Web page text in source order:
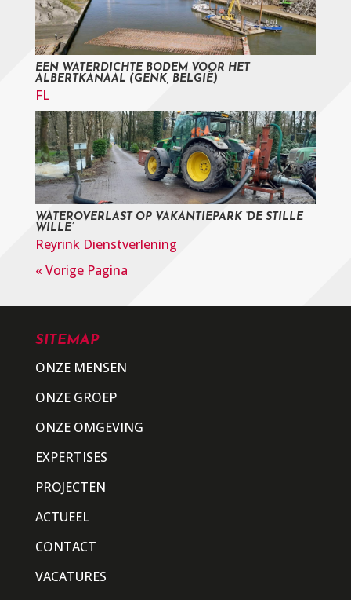
EEN WATERDICHTE BODEM VOOR HET
ALBERTKANAAL (GENK, BELGIË)
FL
WATEROVERLAST OP VAKANTIEPARK ‘DE STILLE
WILLE’
Reyrink Dienstverlening
« Vorige Pagina
SITEMAP
ONZE MENSEN
ONZE GROEP
ONZE OMGEVING
EXPERTISES
PROJECTEN
ACTUEEL
CONTACT
VACATURES